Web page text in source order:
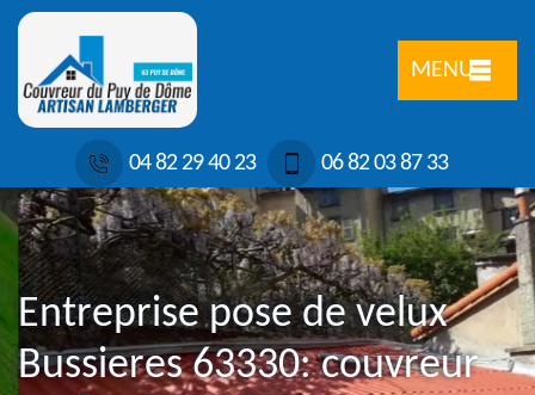
MENU
04 82 29 40 23 06 82 03 87 33
Entreprise pose de velux
Bussieres 63330: couvreur